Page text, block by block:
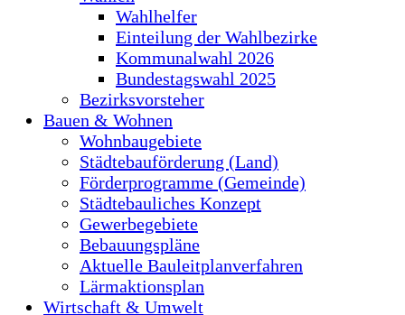
Wahlhelfer
Einteilung der Wahlbezirke
Kommunalwahl 2026
Bundestagswahl 2025
Bezirksvorsteher
Bauen & Wohnen
Wohnbaugebiete
Städtebauförderung (Land)
Förderprogramme (Gemeinde)
Städtebauliches Konzept
Gewerbegebiete
Bebauungspläne
Aktuelle Bauleitplanverfahren
Lärmaktionsplan
Wirtschaft & Umwelt